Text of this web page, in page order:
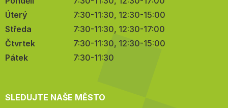
Úterý
7:30-11:30, 12:30-15:00
Středa
7:30-11:30, 12:30-17:00
Čtvrtek
7:30-11:30, 12:30-15:00
Pátek
7:30-11:30
SLEDUJTE NAŠE MĚSTO